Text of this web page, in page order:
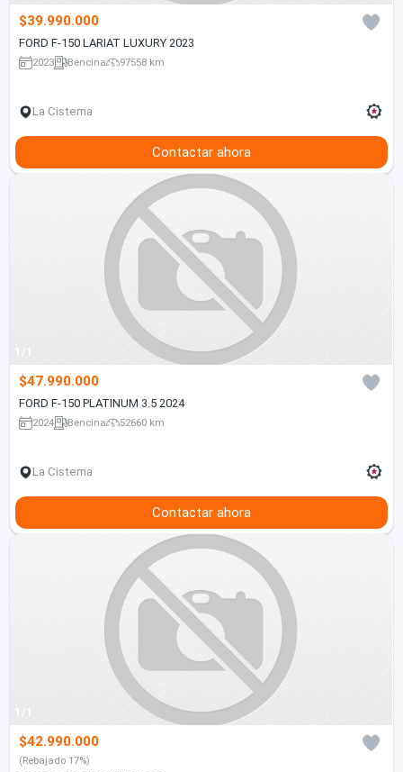
$39.990.000
FORD F-150 LARIAT LUXURY 2023
2023 Bencina 97558 km
La Cisterna
Contactar ahora
1/1
$47.990.000
FORD F-150 PLATINUM 3.5 2024
2024 Bencina 52660 km
La Cisterna
Contactar ahora
1/1
$42.990.000
(Rebajado 17%)